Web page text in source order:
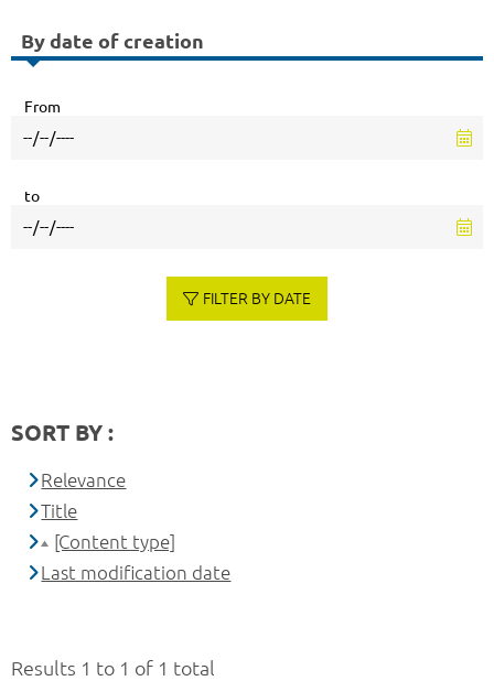
Results 1 to 1 of 1 total
By date of creation
From
to
FILTER BY DATE
SORT BY :
Relevance
Title
[Content type]
Last modification date